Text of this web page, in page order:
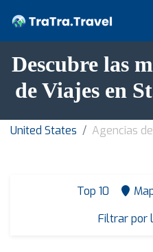
Descubre las
de Viajes en
United States Agencias
Top 10
Filtrar por